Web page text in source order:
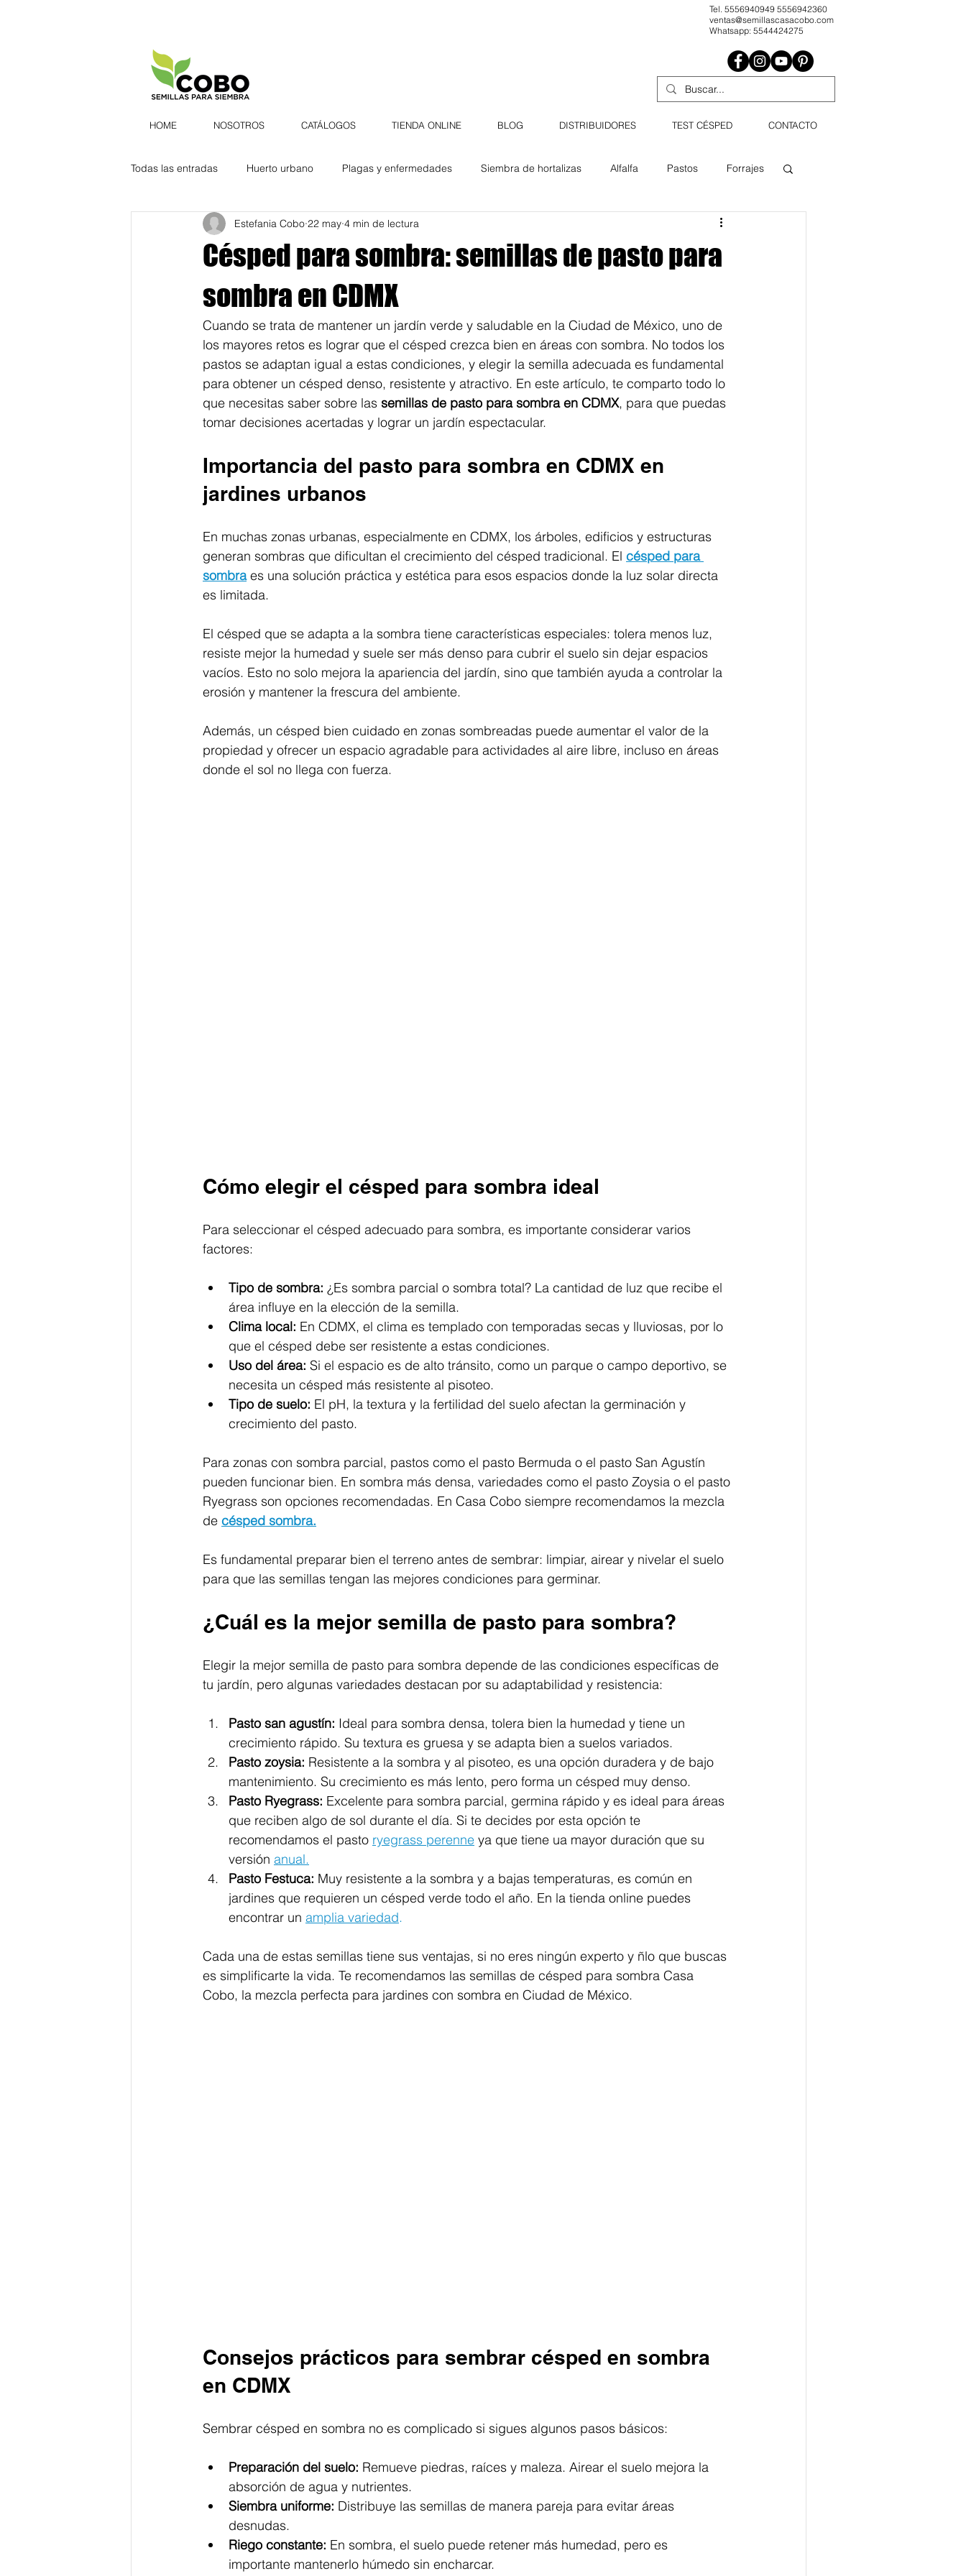
Tel. 5556940949 5556942360
ventas@semillascasacobo.com
Whatsapp: 5544424275
HOME NOSOTROS CATÁLOGOS TIENDA ONLINE BLOG DISTRIBUIDORES TEST CÉSPED CONTACTO
Todas las entradas Huerto urbano Plagas y enfermedades Siembra de hortalizas Alfalfa Pastos Forrajes
Hierbas aromáticas Campos de golf Agricultura profesional
Botánica natural Germinados
Césped para sombra: semillas de pasto para
sombra en CDMX
Estefania Cobo 22 may 4 min de lectura
Cuando se trata de mantener un jardín verde y saludable en la Ciudad de México, uno de
los mayores retos es lograr que el césped crezca bien en áreas con sombra. No todos los
pastos se adaptan igual a estas condiciones, y elegir la semilla adecuada es fundamental
para obtener un césped denso, resistente y atractivo. En este artículo, te comparto todo lo
que necesitas saber sobre las semillas de pasto para sombra en CDMX, para que puedas
tomar decisiones acertadas y lograr un jardín espectacular.
Importancia del pasto para sombra en CDMX en
jardines urbanos
En muchas zonas urbanas, especialmente en CDMX, los árboles, edificios y estructuras
generan sombras que dificultan el crecimiento del césped tradicional. El césped para
sombra es una solución práctica y estética para esos espacios donde la luz solar directa
es limitada.
El césped que se adapta a la sombra tiene características especiales: tolera menos luz,
resiste mejor la humedad y suele ser más denso para cubrir el suelo sin dejar espacios
vacíos. Esto no solo mejora la apariencia del jardín, sino que también ayuda a controlar la
erosión y mantener la frescura del ambiente.
Además, un césped bien cuidado en zonas sombreadas puede aumentar el valor de la
propiedad y ofrecer un espacio agradable para actividades al aire libre, incluso en áreas
donde el sol no llega con fuerza.
Cómo elegir el césped para sombra ideal
Para seleccionar el césped adecuado para sombra, es importante considerar varios
factores:
Tipo de sombra: ¿Es sombra parcial o sombra total? La cantidad de luz que recibe el
área influye en la elección de la semilla.
Clima local: En CDMX, el clima es templado con temporadas secas y lluviosas, por lo
que el césped debe ser resistente a estas condiciones.
Uso del área: Si el espacio es de alto tránsito, como un parque o campo deportivo, se
necesita un césped más resistente al pisoteo.
Tipo de suelo: El pH, la textura y la fertilidad del suelo afectan la germinación y
crecimiento del pasto.
Para zonas con sombra parcial, pastos como el pasto Bermuda o el pasto San Agustín
pueden funcionar bien. En sombra más densa, variedades como el pasto Zoysia o el pasto
Ryegrass son opciones recomendadas. En Casa Cobo siempre recomendamos la mezcla
de césped sombra.
Es fundamental preparar bien el terreno antes de sembrar: limpiar, airear y nivelar el suelo
para que las semillas tengan las mejores condiciones para germinar.
¿Cuál es la mejor semilla de pasto para sombra?
Elegir la mejor semilla de pasto para sombra depende de las condiciones específicas de
tu jardín, pero algunas variedades destacan por su adaptabilidad y resistencia:
Pasto san agustín: Ideal para sombra densa, tolera bien la humedad y tiene un
crecimiento rápido. Su textura es gruesa y se adapta bien a suelos variados.
Pasto zoysia: Resistente a la sombra y al pisoteo, es una opción duradera y de bajo
mantenimiento. Su crecimiento es más lento, pero forma un césped muy denso.
Pasto Ryegrass: Excelente para sombra parcial, germina rápido y es ideal para áreas
que reciben algo de sol durante el día. Si te decides por esta opción te
recomendamos el pasto ryegrass perenne ya que tiene ua mayor duración que su
versión anual.
Pasto Festuca: Muy resistente a la sombra y a bajas temperaturas, es común en
jardines que requieren un césped verde todo el año. En la tienda online puedes
encontrar un amplia variedad.
Cada una de estas semillas tiene sus ventajas, si no eres ningún experto y ñlo que buscas
es simplificarte la vida. Te recomendamos las semillas de césped para sombra Casa
Cobo, la mezcla perfecta para jardines con sombra en Ciudad de México.
Consejos prácticos para sembrar césped en sombra
en CDMX
Sembrar césped en sombra no es complicado si sigues algunos pasos básicos:
Preparación del suelo: Remueve piedras, raíces y maleza. Airear el suelo mejora la
absorción de agua y nutrientes.
Siembra uniforme: Distribuye las semillas de manera pareja para evitar áreas
desnudas.
Riego constante: En sombra, el suelo puede retener más humedad, pero es
importante mantenerlo húmedo sin encharcar.